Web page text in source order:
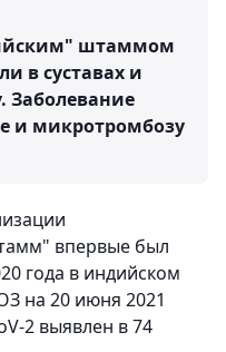
штаммом
в суставах и
Заболевание
и микротромбозу
впервые был
года в индийском
на 20 июня 2021
2 выявлен в 74